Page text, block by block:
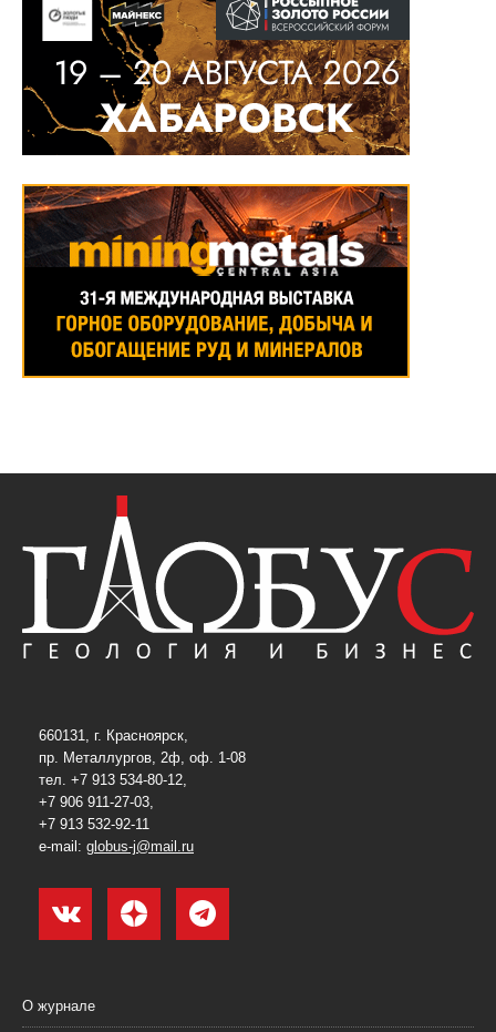
660131, г. Красноярск,
пр. Металлургов, 2ф, оф. 1-08
тел. +7 913 534-80-12,
+7 906 911-27-03,
+7 913 532-92-11
e-mail: globus-j@mail.ru
О журнале